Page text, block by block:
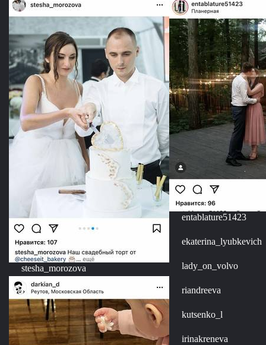
stesha_morozova
entablature51423
ekaterina_lyubkevich
lady_on_volvo
riandreeva
kutsenko_l
irinakreneva